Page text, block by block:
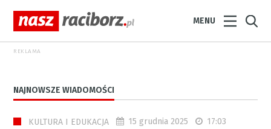
MENU
REKLAMA
NAJNOWSZE WIADOMOŚCI
KULTURA I EDUKACJA 15 grudnia 2025 17:03